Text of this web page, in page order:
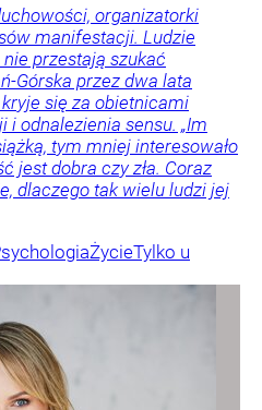
organizatorki
manifestacji. Ludzie
nie przestają szukać
Górska przez dwa lata
się za obietnicami
odnalezienia sensu. „Im
tym mniej interesowało
jest dobra czy zła. Coraz
dlaczego tak wielu ludzi jej
ŻycieTylko u